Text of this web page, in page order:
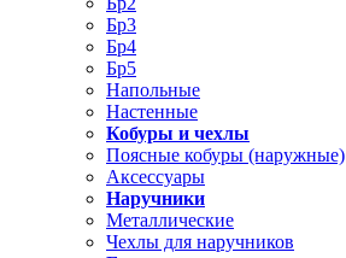
Бр3
Бр4
Бр5
Напольные
Настенные
Кобуры и чехлы
Поясные кобуры (наружные)
Аксессуары
Наручники
Металлические
Чехлы для наручников